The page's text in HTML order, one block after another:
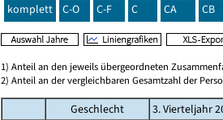
komplett C-O C-F C CA CB
1) Anteil an den jeweils übergeordneten
2) Anteil an der vergleichbaren Gesamtzahl der
Geschlecht 3. Vierteljahr